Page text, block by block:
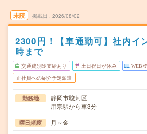
未読 掲載日 2026/08/02
2300円！【車通勤可】社内イ
時まで
交通費別途支給あり 土日祝日が休み WEB
正社員への紹介予定派遣
勤務地
静岡市駿河区
用宗駅から車3分
曜日頻度 月～金